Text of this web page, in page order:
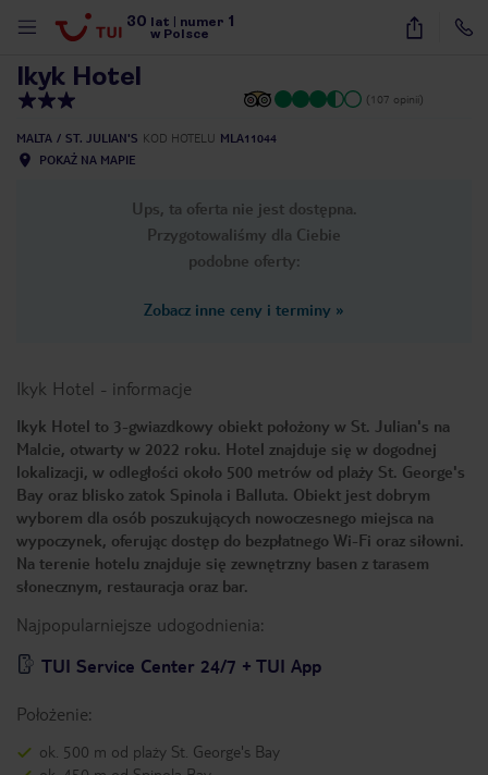
30 lat numer 1
w Polsce
31
Ikyk Hotel
(107 opinii)
MALTA ST. JULIAN'S KOD HOTELU MLA11044
POKAŻ NA MAPIE
Ups, ta oferta nie jest dostępna.
Przygotowaliśmy dla Ciebie
podobne oferty:
Zobacz inne ceny i terminy »
Ikyk Hotel - informacje
Ikyk Hotel to 3-gwiazdkowy obiekt położony w St. Julian's na
Malcie, otwarty w 2022 roku. Hotel znajduje się w dogodnej
lokalizacji, w odległości około 500 metrów od plaży St. George's
Bay oraz blisko zatok Spinola i Balluta. Obiekt jest dobrym
wyborem dla osób poszukujących nowoczesnego miejsca na
wypoczynek, oferując dostęp do bezpłatnego Wi-Fi oraz siłowni.
Na terenie hotelu znajduje się zewnętrzny basen z tarasem
słonecznym, restauracja oraz bar.
Najpopularniejsze udogodnienia:
TUI Service Center 24/7 + TUI App
Położenie:
ok. 500 m od plaży St. George's Bay